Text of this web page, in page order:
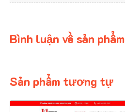
Bình luận về sản phẩm
Sản phẩm tương tự